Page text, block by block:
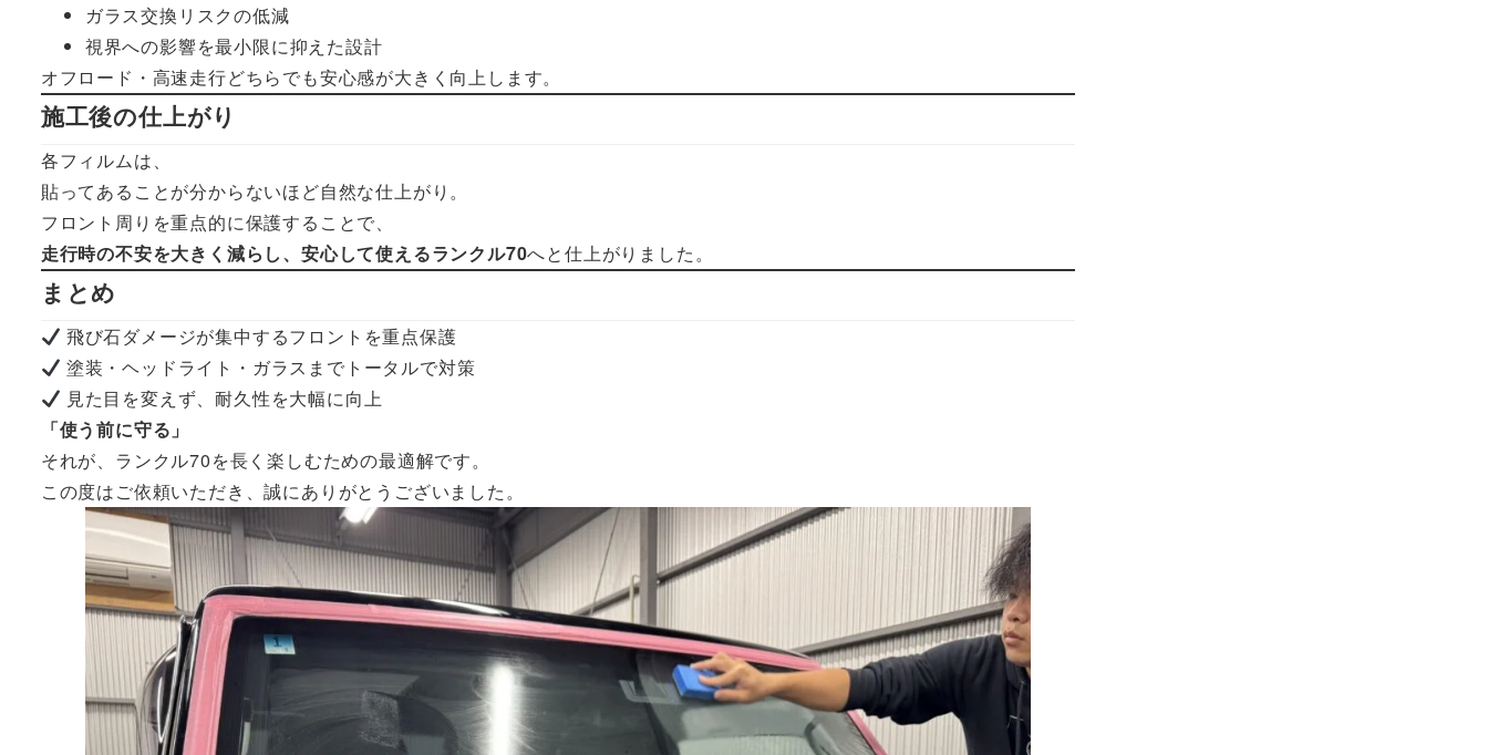
ガラス交換リスクの低減
視界への影響を最小限に抑えた設計
オフロード・高速走行どちらでも安心感が大きく向上します。
施工後の仕上がり
各フィルムは、
貼ってあることが分からないほど自然な仕上がり。
フロント周りを重点的に保護することで、
走行時の不安を大きく減らし、安心して使えるランクル70へと仕上がりました。
まとめ
飛び石ダメージが集中するフロントを重点保護
塗装・ヘッドライト・ガラスまでトータルで対策
見た目を変えず、耐久性を大幅に向上
「使う前に守る」
それが、ランクル70を長く楽しむための最適解です。
この度はご依頼いただき、誠にありがとうございました。